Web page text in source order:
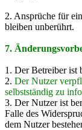
2. Ansprüche für
bleiben unberührt.
7.
1. Der Betreiber ist
2. Der Nutzer
selbstständig zu
3. Der Nutzer ist
Falle des
dem Nutzer